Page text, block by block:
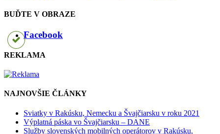
BUĎTE V OBRAZE
Facebook
REKLAMA
NAJNOVŠIE ČLÁNKY
Sviatky v Rakúsku, Nemecku a Švajčiarsku v roku 2021
Výplatná páska vo Švajčiarsku – DANE
Služby slovenských mobilných operátorov v Rakúsku,